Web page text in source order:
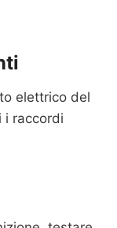
elettrico del
i raccordi